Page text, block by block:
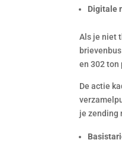
Digitale
Als je niet
en 302 ton
De actie
je zending